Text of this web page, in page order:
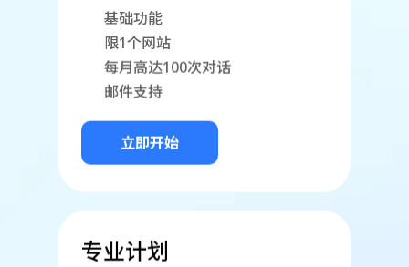
基础功能
限1个网站
每月高达100次对话
邮件支持
立即开始
专业计划